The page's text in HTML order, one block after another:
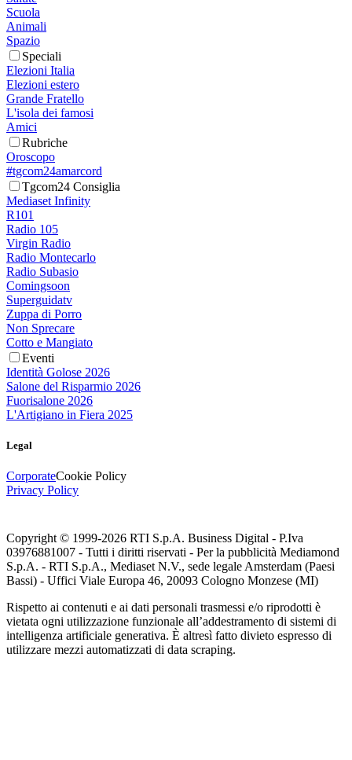
Scuola
Animali
Spazio
Speciali
Elezioni Italia
Elezioni estero
Grande Fratello
L'isola dei famosi
Amici
Rubriche
Oroscopo
#tgcom24amarcord
Tgcom24 Consiglia
Mediaset Infinity
R101
Radio 105
Virgin Radio
Radio Montecarlo
Radio Subasio
Comingsoon
Superguidatv
Zuppa di Porro
Non Sprecare
Cotto e Mangiato
Eventi
Identità Golose 2026
Salone del Risparmio 2026
Fuorisalone 2026
L'Artigiano in Fiera 2025
Legal
CorporateCookie Policy
Privacy Policy
Copyright © 1999-2026 RTI S.p.A. Business Digital - P.Iva
03976881007 - Tutti i diritti riservati - Per la pubblicità Mediamond
S.p.A. - RTI S.p.A., Mediaset N.V., sede legale Amsterdam (Paesi
Bassi) - Uffici Viale Europa 46, 20093 Cologno Monzese (MI)
Rispetto ai contenuti e ai dati personali trasmessi e/o riprodotti è
vietata ogni utilizzazione funzionale all’addestramento di sistemi di
intelligenza artificiale generativa. È altresì fatto divieto espresso di
utilizzare mezzi automatizzati di data scraping.